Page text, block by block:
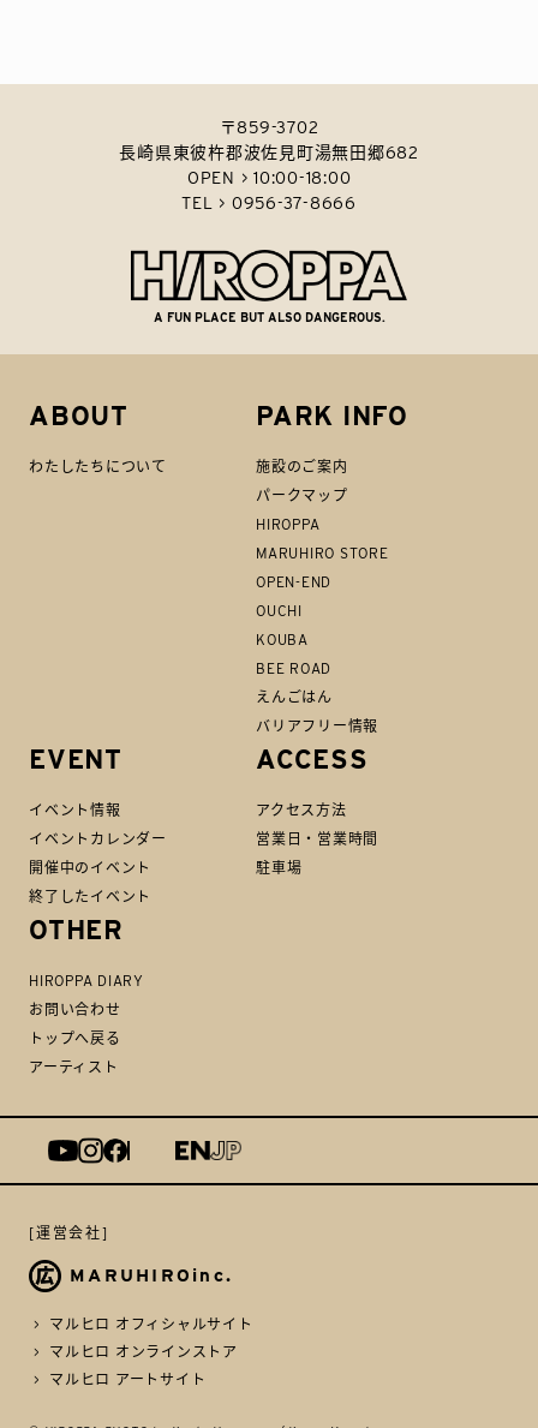
〒859-3702
長崎県東彼杵郡波佐見町湯無田郷682
OPEN > 10:00-18:00
TEL > 0956-37-8666
A FUN PLACE BUT ALSO DANGEROUS.
ABOUT
わたしたちについて
PARK INFO
施設のご案内
パークマップ
HIROPPA
MARUHIRO STORE
OPEN-END
OUCHI
KOUBA
BEE ROAD
えんごはん
バリアフリー情報
EVENT
イベント情報
イベントカレンダー
開催中のイベント
終了したイベント
ACCESS
アクセス方法
営業日・営業時間
駐車場
OTHER
HIROPPA DIARY
お問い合わせ
トップへ戻る
アーティスト
[運営会社]
MARUHIROinc.
マルヒロ オフィシャルサイト
マルヒロ オンラインストア
マルヒロ アートサイト